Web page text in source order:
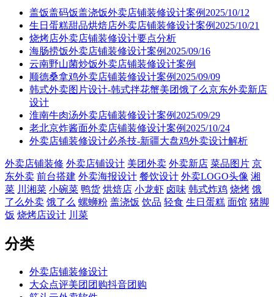
盖饭盖码饭盖浇饭外卖店铺装修设计案例2025/10/12
生日蛋糕甜品烘焙店外卖店铺装修设计案例2025/10/21
烧烤店外卖店铺装修设计要点分析
海肠捞饭外卖店铺装修设计案例2025/09/16
云南野山菌炒饭外卖店铺装修设计案例
顺德桑拿鸡外卖店铺装修设计案例2025/09/09
韩式外卖图片设计-韩式拌花蟹美团饿了么京东外卖新店
设计
淮南牛肉汤外卖店铺装修设计案例2025/09/29
老北京炸酱面外卖店铺装修设计案例2025/10/24
外卖店铺装修设计必杀技-新疆大盘鸡外卖设计解析
外卖店铺装修 外卖店铺设计 美团外卖 外卖新店 菜品图片 京
东外卖 前台搭建 外卖海报设计 餐饮设计 外卖LOGO头像 湘
菜 川湘菜 小碗菜 鸭货 烘焙店 小龙虾 卤味 韩式炸鸡 烧烤 饿
了么外卖 饿了么 螺蛳粉 盖浇饭 饮品 轻食 生日蛋糕 面馆 猪脚
饭 烧烤店设计 川菜
分类
外卖店铺装修设计
大众点评美团团购抖音团购